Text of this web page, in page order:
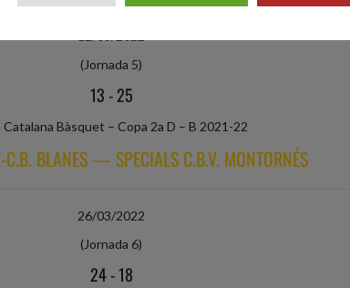
(Jornada 5)
13-25
Catalana Bàsquet – Copa 2a D – B 2021-22
C.B. BLANES — SPECIALS C.B.V. MONTORNÉS
26/03/2022
(Jornada 6)
24-18